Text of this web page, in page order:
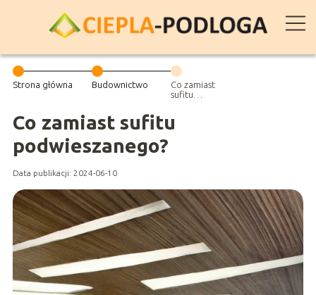
Strona główna Budownictwo
Co zamiast
sufitu
Co zamiast sufitu
podwieszanego?
Data publikacji: 2024-06-10